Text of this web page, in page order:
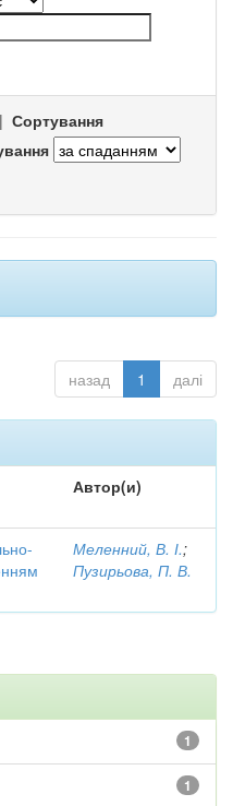
| Сортування
назад 1 далі
Автор(и)
Меленний, В. І.;
Пузирьова, П. В.
1
1